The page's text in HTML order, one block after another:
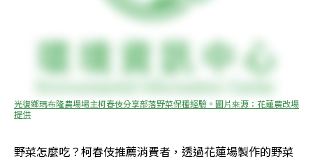
光復鄉瑪布隆農場場主柯春伎分享部落野菜保種經驗。圖片來源：花蓮農改場
提供
野菜怎麼吃？柯春伎推薦消費者，透過花蓮場製作的野菜